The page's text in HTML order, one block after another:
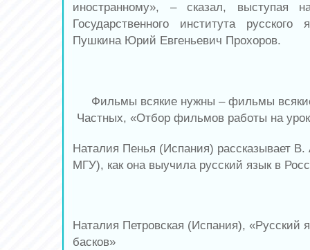
иностранному», – сказал, выступая
Государственного института
Пушкина Юрий Евгеньевич Прохоров.
Фильмы всякие нужны – фильмы
Частных, «Отбор фильмов работы на
Наталия Пенья (Испания) рассказывает
МГУ), как она выучила русский язык в
Наталия Петровская (Испания), «Русский
басков»